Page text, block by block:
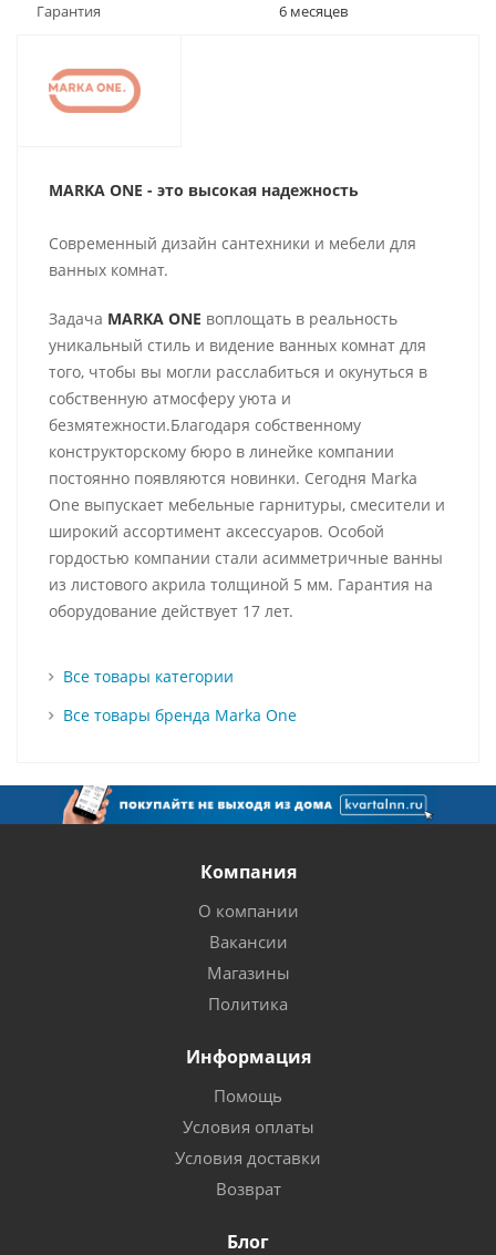
Гарантия 6 месяцев
MARKA ONE - это высокая надежность
Современный дизайн сантехники и мебели для
ванных комнат.
Задача MARKA ONE воплощать в реальность
уникальный стиль и видение ванных комнат для
того, чтобы вы могли расслабиться и окунуться в
собственную атмосферу уюта и
безмятежности.Благодаря собственному
конструкторскому бюро в линейке компании
постоянно появляются новинки. Сегодня Marka
One выпускает мебельные гарнитуры, смесители и
широкий ассортимент аксессуаров. Особой
гордостью компании стали асимметричные ванны
из листового акрила толщиной 5 мм. Гарантия на
оборудование действует 17 лет.
Все товары категории
Все товары бренда Marka One
Компания
О компании
Вакансии
Магазины
Политика
Информация
Помощь
Условия оплаты
Условия доставки
Возврат
Блог